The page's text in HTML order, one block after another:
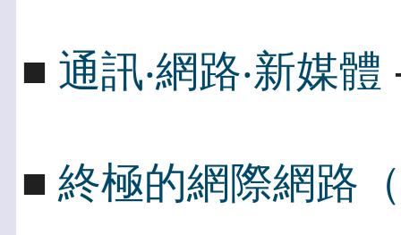
■ 通訊‧網路‧新媒體
■ 終極的網際網路